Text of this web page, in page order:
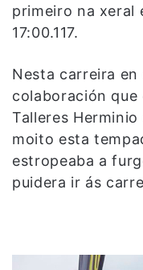
primeiro na xeral
17:00.117.
Nesta carreira en
colaboración
Talleres
moito esta
estropeaba a
puidera ir ás